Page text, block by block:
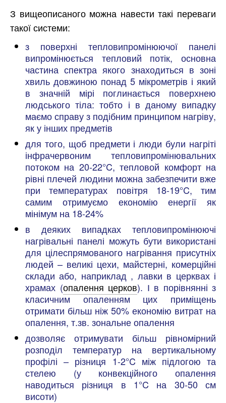
З вищеописаного можна навести такі переваги
такої системи:
з поверхні тепловипромінюючої панелі
випромінюється тепловий потік, основна
частина спектра якого знаходиться в зоні
хвиль довжиною понад 5 мікрометрів і який
в значній мірі поглинається поверхнею
людського тіла: тобто і в даному випадку
маємо справу з подібним принципом нагріву,
як у інших предметів
для того, щоб предмети і люди були нагріті
інфрачервоним тепловипромінювальних
потоком на 20-22°C, тепловой комфорт на
рівні плечей людини можна забезпечити вже
при температурах повітря 18-19°C, тим
самим отримуємо економію енергії як
мінімум на 18-24%
в деяких випадках тепловипромінюючі
нагрівальні панелі можуть бути використані
для цілеспрямованого нагрівання присутніх
людей – великі цехи, майстерні, комерційні
склади або, наприклад , лавки в церквах і
храмах (опалення церков). І в порівнянні з
класичним опаленням цих приміщень
отримати більш ніж 50% економію витрат на
опалення, т.зв. зональне опалення
дозволяє отримувати більш рівномірний
розподіл температур на вертикальному
профілі – різниця 1-2°C між підлогою та
стелею (у конвекційного опалення
наводиться різниця в 1°C на 30-50 см
висоти)